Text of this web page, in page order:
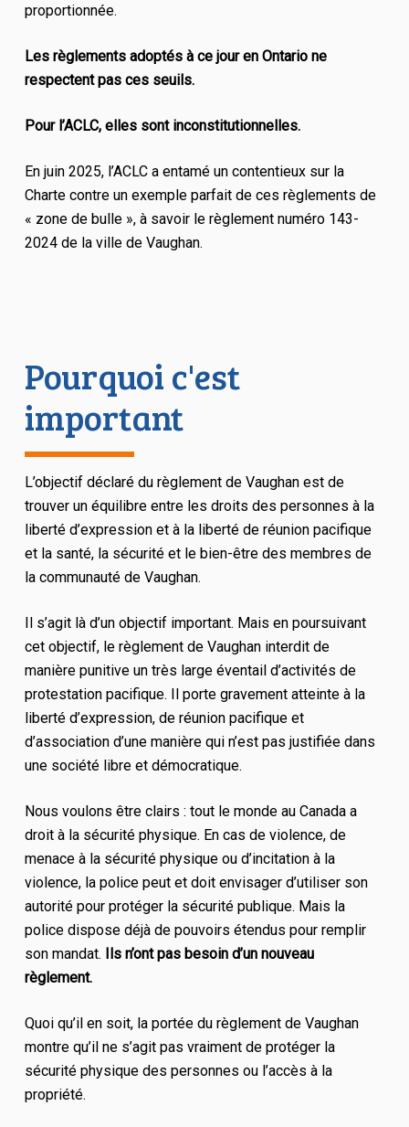
proportionnée.
Les règlements adoptés à ce jour en Ontario ne
respectent pas ces seuils.
Pour l’ACLC, elles sont inconstitutionnelles.
En juin 2025, l’ACLC a entamé un contentieux sur la
Charte contre un exemple parfait de ces règlements de
« zone de bulle », à savoir le règlement numéro 143-
2024 de la ville de Vaughan.
Pourquoi c'est
important
L’objectif déclaré du règlement de Vaughan est de
trouver un équilibre entre les droits des personnes à la
liberté d’expression et à la liberté de réunion pacifique
et la santé, la sécurité et le bien-être des membres de
la communauté de Vaughan.
Il s’agit là d’un objectif important. Mais en poursuivant
cet objectif, le règlement de Vaughan interdit de
manière punitive un très large éventail d’activités de
protestation pacifique. Il porte gravement atteinte à la
liberté d’expression, de réunion pacifique et
d’association d’une manière qui n’est pas justifiée dans
une société libre et démocratique.
Nous voulons être clairs : tout le monde au Canada a
droit à la sécurité physique. En cas de violence, de
menace à la sécurité physique ou d’incitation à la
violence, la police peut et doit envisager d’utiliser son
autorité pour protéger la sécurité publique. Mais la
police dispose déjà de pouvoirs étendus pour remplir
son mandat. Ils n’ont pas besoin d’un nouveau
règlement.
Quoi qu’il en soit, la portée du règlement de Vaughan
montre qu’il ne s’agit pas vraiment de protéger la
sécurité physique des personnes ou l’accès à la
propriété.